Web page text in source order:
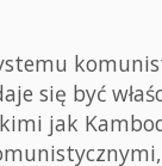
się być
jak